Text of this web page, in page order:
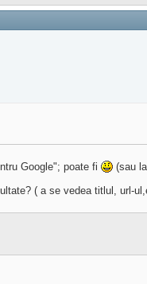
Google"; poate fi
(sau
( a se vedea titlul, url-